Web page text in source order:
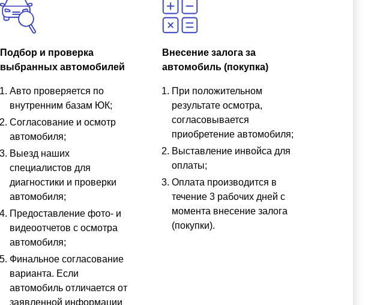
Подбор и проверка
выбранных автомобилей
Авто проверяется по
внутренним базам ЮК;
Согласование и осмотр
автомобиля;
Выезд наших
специалистов для
диагностики и проверки
автомобиля;
Предоставление фото- и
видеоотчетов с осмотра
автомобиля;
Финальное согласование
варианта. Если
автомобиль отличается от
заявленной информации
Внесение залога за
автомобиль (покупка)
При положительном
результате осмотра,
согласовывается
приобретение автомобиля;
Выставление инвойса для
оплаты;
Оплата производится в
течение 3 рабочих дней с
момента внесение залога
(покупки).